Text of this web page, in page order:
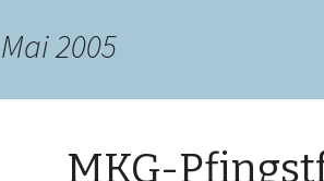
Mai 2005
MKG-